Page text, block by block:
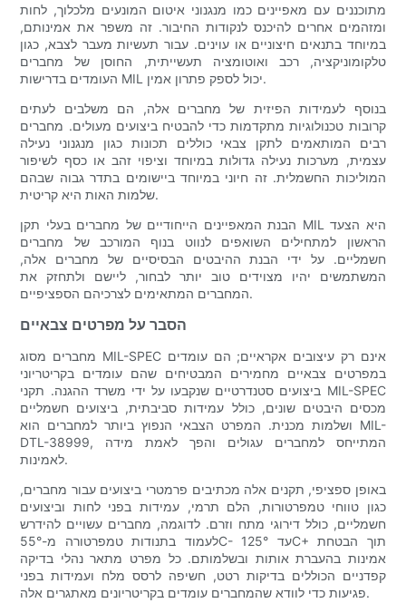
מתוכננים עם מאפיינים כמו מנגנוני איטום המונעים מלכלוך, לחות
ומזהמים אחרים להיכנס לנקודות החיבור. זה משפר את אמינותם,
במיוחד בתנאים חיצוניים או עוינים. עבור תעשיות מעבר לצבא, כגון
טלקומוניקציה, רכב ואוטומציה תעשייתית, החוסן של מחברים
העומדים בדרישות MIL יכול לספק פתרון אמין.
בנוסף לעמידות הפיזית של מחברים אלה, הם משלבים לעתים
קרובות טכנולוגיות מתקדמות כדי להבטיח ביצועים מעולים. מחברים
רבים המותאמים לתקן צבאי כוללים תכונות כגון מנגנוני נעילה
עצמית, מערכות נעילה גדולות במיוחד וציפוי זהב או כסף לשיפור
המוליכות החשמלית. זה חיוני במיוחד ביישומים בתדר גבוה שבהם
שלמות האות היא קריטית.
הבנת המאפיינים הייחודיים של מחברים בעלי תקן MIL היא הצעד
הראשון למתחילים השואפים לנווט בנוף המורכב של מחברים
חשמליים. על ידי הבנת ההיבטים הבסיסיים של מחברים אלה,
המשתמשים יהיו מצוידים טוב יותר לבחור, ליישם ולתחזק את
המחברים המתאימים לצרכיהם הספציפיים.
הסבר על מפרטים צבאיים
מחברים מסוג MIL-SPEC אינם רק עיצובים אקראיים; הם עומדים
במפרטים צבאיים מחמירים המבטיחים שהם עומדים בקריטריוני
ביצועים סטנדרטיים שנקבעו על ידי משרד ההגנה. תקני MIL-SPEC
מכסים היבטים שונים, כולל עמידות סביבתית, ביצועים חשמליים
ושלמות מכנית. המפרט הצבאי הנפוץ ביותר למחברים הוא MIL-
DTL-38999, המתייחס למחברים עגולים והפך לאמת מידה
לאמינות.
באופן ספציפי, תקנים אלה מכתיבים פרמטרי ביצועים עבור מחברים,
כגון טווחי טמפרטורות, הלם תרמי, עמידות בפני לחות וביצועים
חשמליים, כולל דירוגי מתח וזרם. לדוגמה, מחברים עשויים להידרש
לעמוד בתנודות טמפרטורה מ-55°C- עד 125°C+ תוך הבטחת
אמינות בהעברת אותות ובשלמותם. כל מפרט מתאר נהלי בדיקה
קפדניים הכוללים בדיקות רטט, חשיפה לרסס מלח ועמידות בפני
פגיעות כדי לוודא שהמחברים עומדים בקריטריונים מאתגרים אלה.